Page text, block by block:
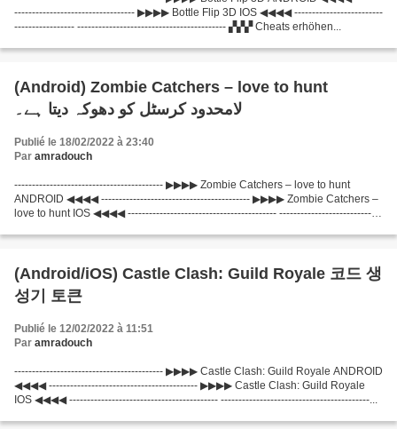
---------------------------------- ▶▶▶▶ Bottle Flip 3D IOS ◀◀◀◀ -------------------------
----------------- ------------------------------------------ ▞▞▞ Cheats erhöhen...
(Android) Zombie Catchers – love to hunt
لامحدود کرسٹل کو دھوکہ دیتا ہے۔
Publié le 18/02/2022 à 23:40
Par amradouch
------------------------------------------ ▶▶▶▶ Zombie Catchers – love to hunt
ANDROID ◀◀◀◀ ------------------------------------------ ▶▶▶▶ Zombie Catchers –
love to hunt IOS ◀◀◀◀ ------------------------------------------ -----------------------------
(Android/iOS) Castle Clash: Guild Royale 코드 생
성기 토큰
Publié le 12/02/2022 à 11:51
Par amradouch
------------------------------------------ ▶▶▶▶ Castle Clash: Guild Royale ANDROID
◀◀◀◀ ------------------------------------------ ▶▶▶▶ Castle Clash: Guild Royale
IOS ◀◀◀◀ ------------------------------------------ ------------------------------------------...